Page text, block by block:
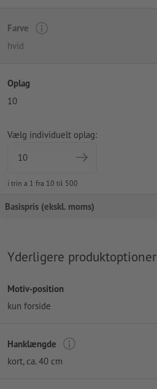
Farve
hvid
Oplag
10
Vælg individuelt oplag:
i trin a 1 fra 10 til 500
Basispris (ekskl. moms)
Yderligere produktoptioner
Motiv-position
kun forside
Hanklængde
kort, ca. 40 cm